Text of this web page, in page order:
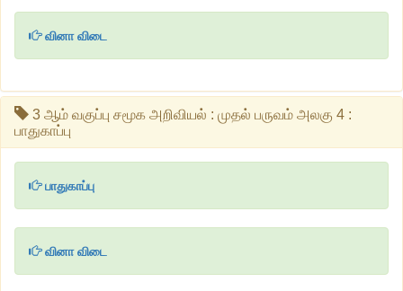
வினா விடை
3 ஆம் வகுப்பு சமூக அறிவியல் : முதல் பருவம் அலகு 4 :
பாதுகாப்பு
பாதுகாப்பு
வினா விடை